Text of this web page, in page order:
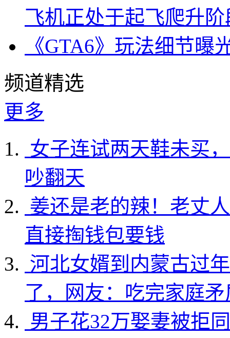
飞机正处于起飞爬升阶
《GTA6》玩法细节
频道精选
更多
女子连试两天鞋未买
吵翻天
姜还是老的辣！老丈
直接掏钱包要钱
河北女婿到内蒙古过
了，网友：吃完家庭
男子花32万娶妻被拒